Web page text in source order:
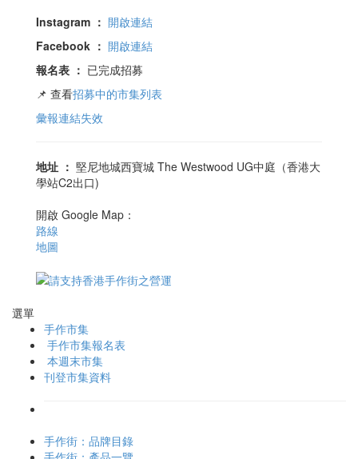
Instagram ： 開啟連結
Facebook ： 開啟連結
報名表 ： 已完成招募
📌 查看招募中的市集列表
彙報連結失效
地址 ： 堅尼地城西寶城 The Westwood UG中庭（香港大
學站C2出口)
開啟 Google Map：
路線
地圖
選單
手作市集
手作市集報名表
本週末市集
刊登市集資料
手作街：品牌目錄